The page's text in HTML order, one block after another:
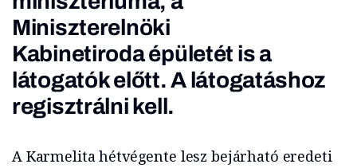
Miniszterelnöki
Kabinetiroda épületét is a
látogatók előtt. A látogatáshoz
regisztrálni kell.
A Karmelita hétvégente lesz bejárható eredeti